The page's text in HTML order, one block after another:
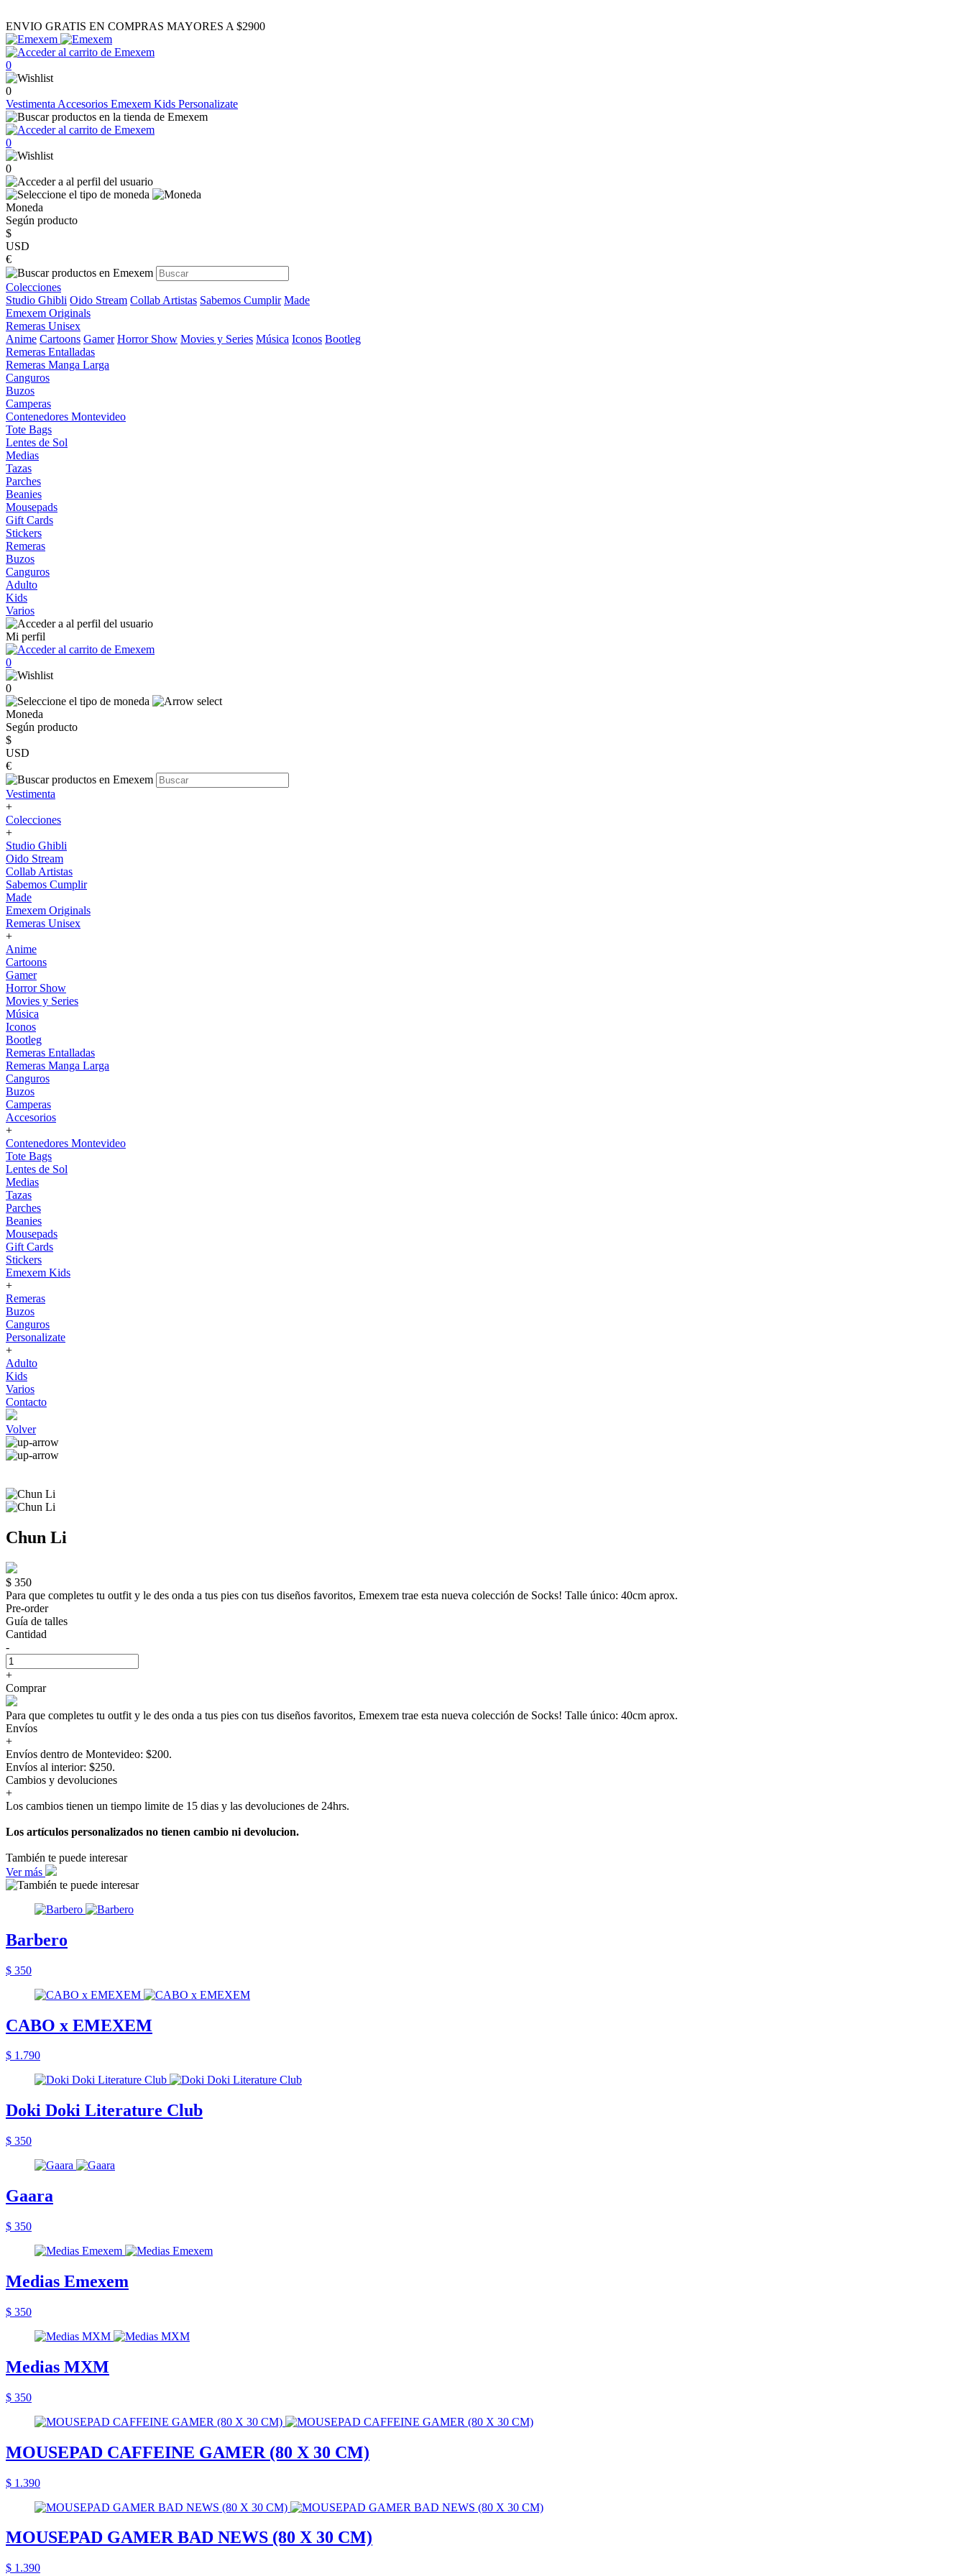
ENVIO GRATIS EN COMPRAS MAYORES A $2900
0
0
Vestimenta Accesorios Emexem Kids Personalizate
0
0
Moneda
Según producto
$
USD
€
Colecciones
Studio Ghibli Oido Stream Collab Artistas Sabemos Cumplir Made
Emexem Originals
Remeras Unisex
Anime Cartoons Gamer Horror Show Movies y Series Música Iconos Bootleg
Remeras Entalladas
Remeras Manga Larga
Canguros
Buzos
Camperas
Contenedores Montevideo
Tote Bags
Lentes de Sol
Medias
Tazas
Parches
Beanies
Mousepads
Gift Cards
Stickers
Remeras
Buzos
Canguros
Adulto
Kids
Varios
Mi perfil
0
0
Moneda
Según producto
$
USD
€
Vestimenta
+
Colecciones
+
Studio Ghibli
Oido Stream
Collab Artistas
Sabemos Cumplir
Made
Emexem Originals
Remeras Unisex
+
Anime
Cartoons
Gamer
Horror Show
Movies y Series
Música
Iconos
Bootleg
Remeras Entalladas
Remeras Manga Larga
Canguros
Buzos
Camperas
Accesorios
+
Contenedores Montevideo
Tote Bags
Lentes de Sol
Medias
Tazas
Parches
Beanies
Mousepads
Gift Cards
Stickers
Emexem Kids
+
Remeras
Buzos
Canguros
Personalizate
+
Adulto
Kids
Varios
Contacto
Volver
Chun Li
$ 350
Para que completes tu outfit y le des onda a tus pies con tus diseños favoritos, Emexem trae esta nueva colección de Socks! Talle único: 40cm aprox.
Pre-order
Guía de talles
Cantidad
-
+
Comprar
Para que completes tu outfit y le des onda a tus pies con tus diseños favoritos, Emexem trae esta nueva colección de Socks! Talle único: 40cm aprox.
Envíos
+
Envíos dentro de Montevideo: $200.
Envíos al interior: $250.
Cambios y devoluciones
+
Los cambios tienen un tiempo limite de 15 dias y las devoluciones de 24hrs.
Los artículos personalizados no tienen cambio ni devolucion.
También te puede interesar
Ver más
Barbero
$ 350
CABO x EMEXEM
$ 1.790
Doki Doki Literature Club
$ 350
Gaara
$ 350
Medias Emexem
$ 350
Medias MXM
$ 350
MOUSEPAD CAFFEINE GAMER (80 X 30 CM)
$ 1.390
MOUSEPAD GAMER BAD NEWS (80 X 30 CM)
$ 1.390